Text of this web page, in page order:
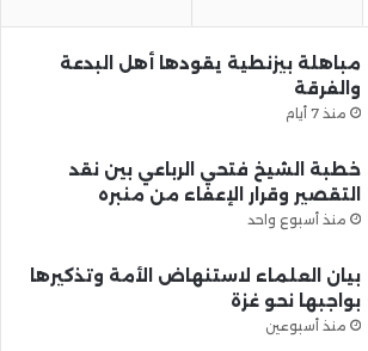
مباهلة بيزنطية يقودها أهل البدعة
والفرقة
منذ 7 أيام
خطبة الشيخ فتحي الرباعي بين نقد
التقصير وقرار الإعفاء من منبره
منذ أسبوع واحد
بيان العلماء لاستنهاض الأمة وتذكيرها
بواجبها نحو غزة
منذ أسبوعين